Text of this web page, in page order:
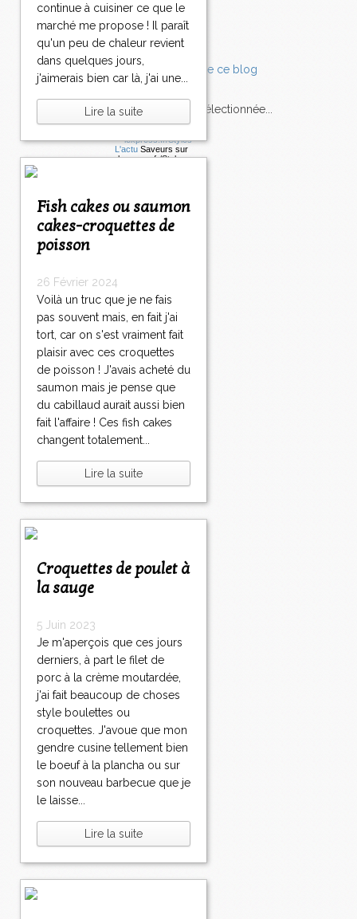
continue à cuisiner ce que le
marché me propose ! Il paraît
qu'un peu de chaleur revient
dans quelques jours,
j'aimerais bien car là, j'ai une...
Lire la suite
Fish cakes ou saumon
cakes-croquettes de
poisson
26 Février 2024
Voilà un truc que je ne fais
pas souvent mais, en fait j'ai
tort, car on s'est vraiment fait
plaisir avec ces croquettes
de poisson ! J'avais acheté du
saumon mais je pense que
du cabillaud aurait aussi bien
fait l'affaire ! Ces fish cakes
changent totalement...
Lire la suite
Croquettes de poulet à
la sauge
5 Juin 2023
Je m'aperçois que ces jours
derniers, à part le filet de
porc à la crème moutardée,
j'ai fait beaucoup de choses
style boulettes ou
croquettes. J'avoue que mon
gendre cusine tellement bien
le boeuf à la plancha ou sur
son nouveau barbecue que je
le laisse...
Lire la suite
Tomates
Balade
L'Express style m'a sélectionnée...
L'actu Saveurs sur
lexpress.fr/Styles